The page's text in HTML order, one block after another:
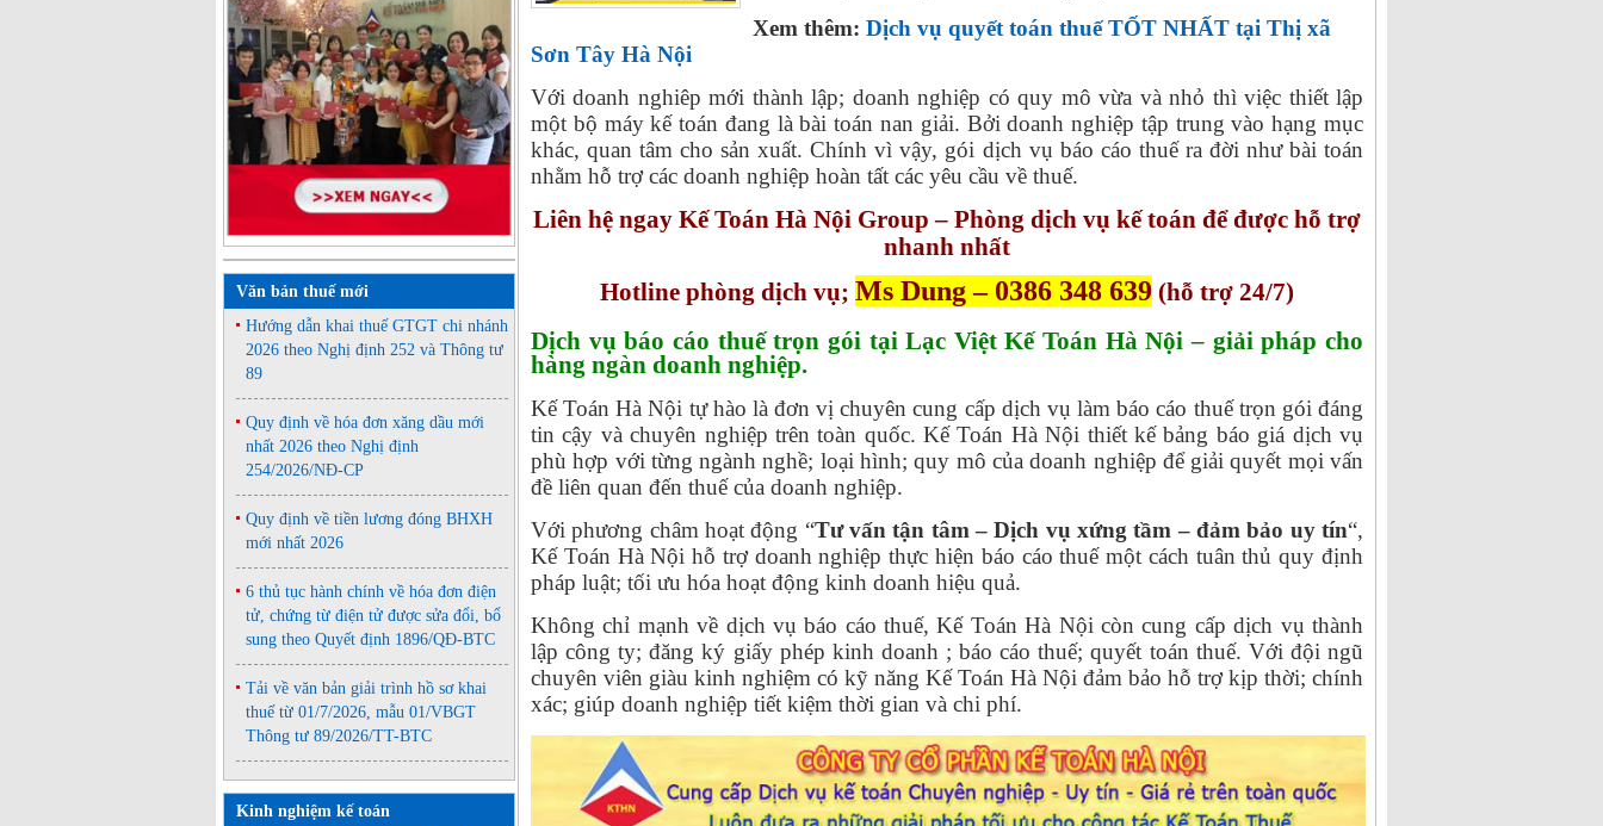
Văn bản thuế mới
Hướng dẫn khai thuế GTGT chi nhánh
2026 theo Nghị định 252 và Thông tư
89
Quy định về hóa đơn xăng dầu mới
nhất 2026 theo Nghị định
254/2026/NĐ-CP
Quy định về tiền lương đóng BHXH
mới nhất 2026
6 thủ tục hành chính về hóa đơn điện
tử, chứng từ điện tử được sửa đổi, bổ
sung theo Quyết định 1896/QĐ-BTC
Tải về văn bản giải trình hồ sơ khai
thuế từ 01/7/2026, mẫu 01/VBGT
Thông tư 89/2026/TT-BTC
Kinh nghiệm kế toán
Xem thêm: Dịch vụ quyết toán thuế TỐT NHẤT tại Thị xã
Sơn Tây Hà Nội
Với doanh nghiêp mới thành lập; doanh nghiệp có quy mô vừa và nhỏ thì việc thiết lập
một bộ máy kế toán đang là bài toán nan giải. Bởi doanh nghiệp tập trung vào hạng mục
khác, quan tâm cho sản xuất. Chính vì vậy, gói dịch vụ báo cáo thuế ra đời như bài toán
nhằm hỗ trợ các doanh nghiệp hoàn tất các yêu cầu về thuế.
Liên hệ ngay Kế Toán Hà Nội Group – Phòng dịch vụ kế toán để được hỗ trợ
nhanh nhất
Hotline phòng dịch vụ; Ms Dung – 0386 348 639 (hỗ trợ 24/7)
Dịch vụ báo cáo thuế trọn gói tại Lạc Việt Kế Toán Hà Nội – giải pháp cho
hàng ngàn doanh nghiệp.
Kế Toán Hà Nội tự hào là đơn vị chuyên cung cấp dịch vụ làm báo cáo thuế trọn gói đáng
tin cậy và chuyên nghiệp trên toàn quốc. Kế Toán Hà Nội thiết kế bảng báo giá dịch vụ
phù hợp với từng ngành nghề; loại hình; quy mô của doanh nghiệp để giải quyết mọi vấn
đề liên quan đến thuế của doanh nghiệp.
Với phương châm hoạt động “Tư vấn tận tâm – Dịch vụ xứng tầm – đảm bảo uy tín“,
Kế Toán Hà Nội hỗ trợ doanh nghiệp thực hiện báo cáo thuế một cách tuân thủ quy định
pháp luật; tối ưu hóa hoạt động kinh doanh hiệu quả.
Không chỉ mạnh về dịch vụ báo cáo thuế, Kế Toán Hà Nội còn cung cấp dịch vụ thành
lập công ty; đăng ký giấy phép kinh doanh ; báo cáo thuế; quyết toán thuế. Với đội ngũ
chuyên viên giàu kinh nghiệm có kỹ năng Kế Toán Hà Nội đảm bảo hỗ trợ kịp thời; chính
xác; giúp doanh nghiệp tiết kiệm thời gian và chi phí.